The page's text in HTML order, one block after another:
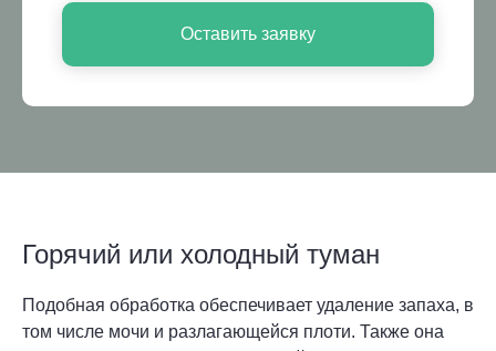
Оставить заявку
Горячий или холодный туман
Подобная обработка обеспечивает удаление запаха, в
том числе мочи и разлагающейся плоти. Также она